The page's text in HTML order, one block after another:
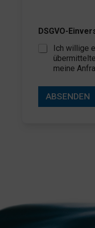
DSGVO-
Ich willige
meine
ABSENDEN